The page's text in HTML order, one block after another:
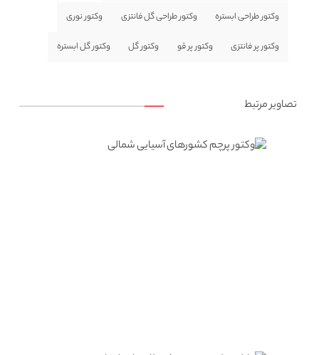
وکتور طراحی ابستره وکتور طراحی گل فانتزی وکتور نوری
وکتور پر فانتزی وکتور پر قو وکتور گل وکتور گل ابستره
تصاویر مرتبط